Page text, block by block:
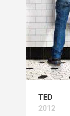
TED
2012